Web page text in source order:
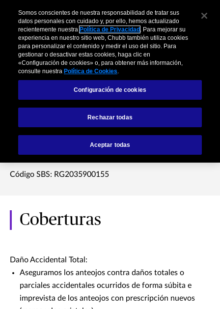
Microseguro Lentes
Protegidos
Código SBS: RG2035900155
Coberturas
Daño Accidental Total:
Aseguramos los anteojos contra daños totales o
parciales accidentales ocurridos de forma súbita e
imprevista de los anteojos con prescripción nuevos
Somos conscientes de nuestra responsabilidad de tratar sus
datos personales con cuidado y, por ello, hemos actualizado
recientemente nuestra Política de Privacidad . Para mejorar su
experiencia en nuestro sitio web, Chubb también utiliza cookies
para personalizar el contenido y medir el uso del sitio. Para
gestionar o desactivar estas cookies, haga clic en
«Configuración de cookies» o, para obtener más información,
consulte nuestra Política de Cookies.
Configuración de cookies
Rechazar todas
Aceptar todas